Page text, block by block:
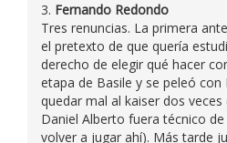
3. Fernando Redondo
Tres renuncias. La primera
el pretexto de que quería
derecho de elegir qué hacer
etapa de Basile y se peleó con
quedar mal al kaiser dos
Daniel Alberto fuera técnico
volver a jugar ahí). Más tarde